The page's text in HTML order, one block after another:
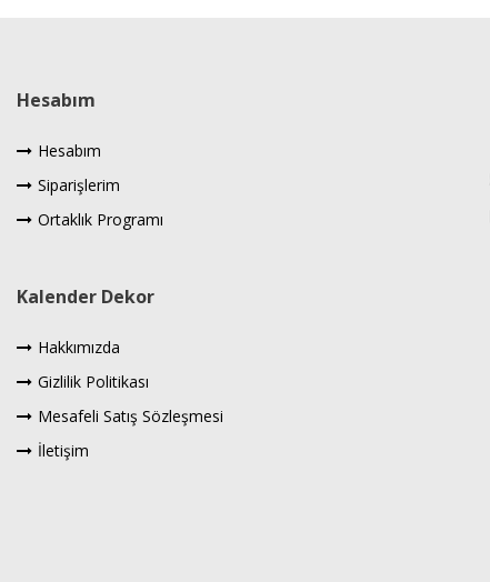
Hesabım
Hesabım
Siparişlerim
Ortaklık Programı
Kalender Dekor
Hakkımızda
Gizlilik Politikası
Mesafeli Satış Sözleşmesi
İletişim